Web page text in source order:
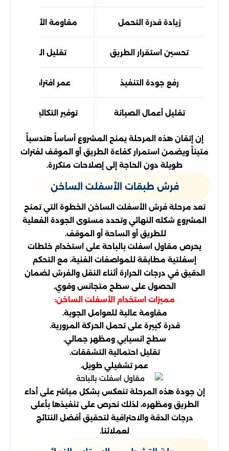
زيادة قدرة التحمل مقاومة الأوزان
تحسين استقرار الطريق تقليل التشققات
رفع جودة التنفيذ عمر افتراضي أطول
تقليل أعمال الصيانة توفير التكاليف
إن إتقان هذه المرحلة يمنح المشروع أساساً هندسياً
متيناً ويضمن استمرار كفاءة الطريق أو الموقف لفترات
طويلة دون الحاجة إلى إصلاحات متكررة.
فرش طبقات الأسفلت الساخن
تعد مرحلة فرش الأسفلت الساخن الخطوة التي تمنح
المشروع شكله النهائي وتحدد مستوى الجودة الفعلية
للطريق أو الساحة أو الموقف.
يحرص مقاول اسفلت بالباحة على استخدام خلطات
إسفلتية مطابقة للمواصفات الفنية، مع التحكم
الدقيق في درجات الحرارة أثناء النقل والفرش لضمان
الحصول على سطح متجانس وقوي.
مميزات استخدام الأسفلت الساخن:
مقاومة عالية للعوامل الجوية.
قدرة كبيرة على تحمل الحركة المرورية.
سطح انسيابي ومظهر جمالي.
تقليل احتمالية التشققات.
عمر تشغيلي طويل.
إن جودة هذه المرحلة تنعكس بشكل مباشر على أداء
الطريق ومظهره، لذلك نحرص على تنفيذها بأعلى
درجات الدقة والاحترافية لتحقيق أفضل النتائج
لعملائنا.